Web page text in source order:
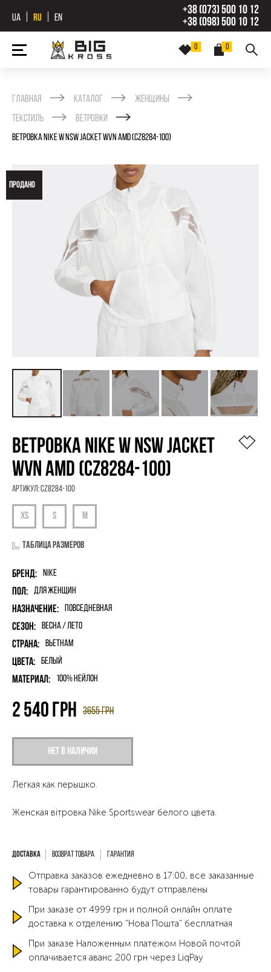
UA RU EN
+38 (073) 500 10 12
+38 (098) 500 10 12
0
0
Главная Каталог
Женщины
Текстиль
Ветровки
ВЕТРОВКА NIKE W NSW JACKET WVN AMD (CZ8284-100)
ПРОДАНО
ВЕТРОВКА NIKE W NSW JACKET
WVN AMD (CZ8284-100)
Артикул:CZ8284-100
Таблица размеров
Бренд: Nike
Пол: для женщин
Назначение: Повседневная
Сезон: Весна / Лето
Страна: Вьетнам
Цвета: Белый
Материал: 100% нейлон
Нет в наличии
3655грн
2 540 грн
Легкая как перышко.
Женская вітровка Nike Sportswear белого цвета.
Возврат товара Гарантия
Отправка заказов ежедневно в 17:00, все заказанные
товары гарантированно будут отправлены
При заказе от 4999 грн и полной онлайн оплате
доставка к отделению "Нова Пошта" бесплатная
При заказе Наложенным платежом Новой почтой
оплачивается аванс 200 грн через LiqPay